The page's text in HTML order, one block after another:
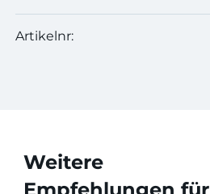
Artikelnr:
Weitere